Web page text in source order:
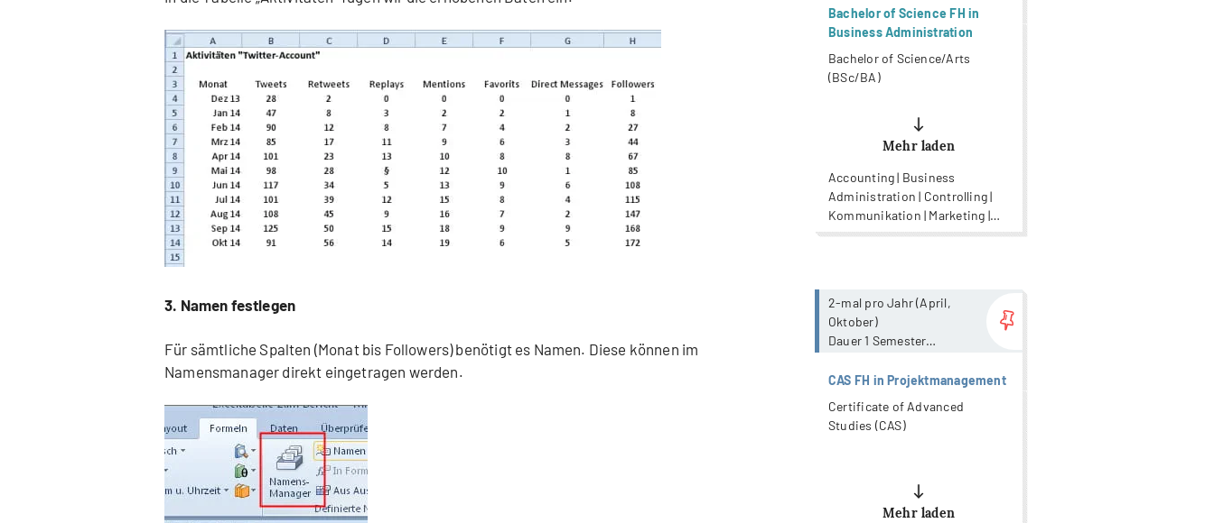
3. Namen festlegen
Für sämtliche Spalten (Monat bis Followers) benötigt es Namen. Diese können im
Namensmanager direkt eingetragen werden.
Anwesenheitspflicht. Ab
Mai 2026 stehen
zur Verfügung.
Bachelor of Science FH in
Business Administration
Bachelor of Science/Arts
(BSc/BA)
Mehr laden
Accounting | Business
Administration | Controlling |
Kommunikation | Marketing |
Psychologie | Wirtschaft |
2-mal pro Jahr (April,
Oktober)
Dauer 1 Semester
CAS FH in Projektmanagement
Certificate of Advanced
Studies (CAS)
Mehr laden
more...